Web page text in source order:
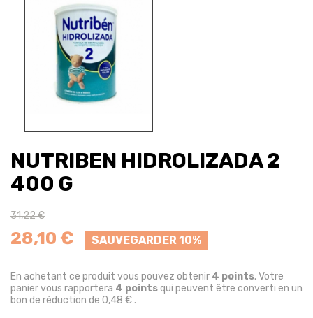
NUTRIBEN HIDROLIZADA 2
400 G
31,22 €
28,10 € SAUVEGARDER 10%
En achetant ce produit vous pouvez obtenir 4 points. Votre
panier vous rapportera 4 pointsqui peuvent être converti en un
bon de réduction de 0,48 €.